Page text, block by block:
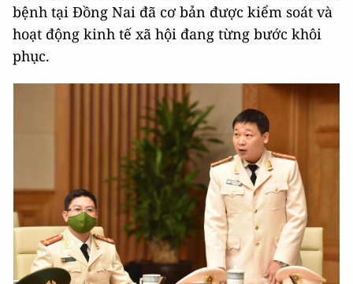
bệnh tại Đồng Nai đã cơ bản được kiểm soát và
hoạt động kinh tế xã hội đang từng bước khôi
phục.